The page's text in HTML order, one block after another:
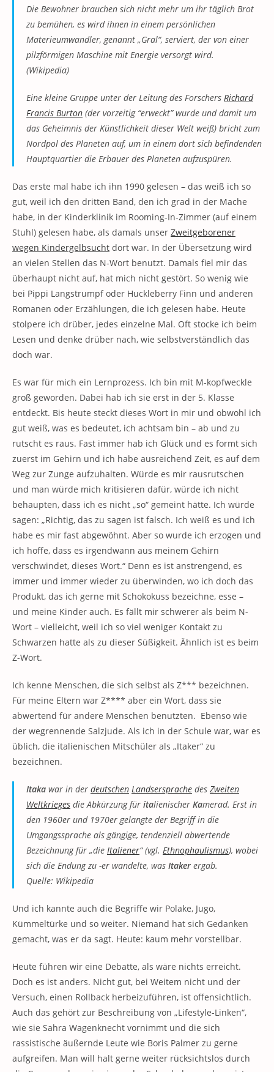
Die Bewohner brauchen sich nicht mehr um ihr täglich Brot
zu bemühen, es wird ihnen in einem persönlichen
Materieumwandler, genannt „Gral“, serviert, der von einer
pilzförmigen Maschine mit Energie versorgt wird.
(Wikipedia)
Eine kleine Gruppe unter der Leitung des Forschers Richard
Francis Burton (der vorzeitig “erweckt” wurde und damit um
das Geheimnis der Künstlichkeit dieser Welt weiß) bricht zum
Nordpol des Planeten auf, um in einem dort sich befindenden
Hauptquartier die Erbauer des Planeten aufzuspüren.
Das erste mal habe ich ihn 1990 gelesen – das weiß ich so
gut, weil ich den dritten Band, den ich grad in der Mache
habe, in der Kinderklinik im Rooming-In-Zimmer (auf einem
Stuhl) gelesen habe, als damals unser Zweitgeborener
wegen Kindergelbsucht dort war. In der Übersetzung wird
an vielen Stellen das N-Wort benutzt. Damals fiel mir das
überhaupt nicht auf, hat mich nicht gestört. So wenig wie
bei Pippi Langstrumpf oder Huckleberry Finn und anderen
Romanen oder Erzählungen, die ich gelesen habe. Heute
stolpere ich drüber, jedes einzelne Mal. Oft stocke ich beim
Lesen und denke drüber nach, wie selbstverständlich das
doch war.
Es war für mich ein Lernprozess. Ich bin mit M-kopfweckle
groß geworden. Dabei hab ich sie erst in der 5. Klasse
entdeckt. Bis heute steckt dieses Wort in mir und obwohl ich
gut weiß, was es bedeutet, ich achtsam bin – ab und zu
rutscht es raus. Fast immer hab ich Glück und es formt sich
zuerst im Gehirn und ich habe ausreichend Zeit, es auf dem
Weg zur Zunge aufzuhalten. Würde es mir rausrutschen
und man würde mich kritisieren dafür, würde ich nicht
behaupten, dass ich es nicht „so“ gemeint hätte. Ich würde
sagen: „Richtig, das zu sagen ist falsch. Ich weiß es und ich
habe es mir fast abgewöhnt. Aber so wurde ich erzogen und
ich hoffe, dass es irgendwann aus meinem Gehirn
verschwindet, dieses Wort.“ Denn es ist anstrengend, es
immer und immer wieder zu überwinden, wo ich doch das
Produkt, das ich gerne mit Schokokuss bezeichne, esse –
und meine Kinder auch. Es fällt mir schwerer als beim N-
Wort – vielleicht, weil ich so viel weniger Kontakt zu
Schwarzen hatte als zu dieser Süßigkeit. Ähnlich ist es beim
Z-Wort.
Ich kenne Menschen, die sich selbst als Z*** bezeichnen.
Für meine Eltern war Z**** aber ein Wort, dass sie
abwertend für andere Menschen benutzten. Ebenso wie
der wegrennende Salzjude. Als ich in der Schule war, war es
üblich, die italienischen Mitschüler als „Itaker“ zu
bezeichnen.
Itaka war in der deutschen Landsersprache des Zweiten
Weltkrieges die Abkürzung für italienischer Kamerad. Erst in
den 1960er und 1970er gelangte der Begriff in die
Umgangssprache als gängige, tendenziell abwertende
Bezeichnung für „die Italiener“(vgl. Ethnophaulismus), wobei
sich die Endung zu -er wandelte, was Itaker ergab.
Quelle: Wikipedia
Und ich kannte auch die Begriffe wir Polake, Jugo,
Kümmeltürke und so weiter. Niemand hat sich Gedanken
gemacht, was er da sagt. Heute: kaum mehr vorstellbar.
Heute führen wir eine Debatte, als wäre nichts erreicht.
Doch es ist anders. Nicht gut, bei Weitem nicht und der
Versuch, einen Rollback herbeizuführen, ist offensichtlich.
Auch das gehört zur Beschreibung von „Lifestyle-Linken“,
wie sie Sahra Wagenknecht vornimmt und die sich
rassistische äußernde Leute wie Boris Palmer zu gerne
aufgreifen. Man will halt gerne weiter rücksichtslos durch